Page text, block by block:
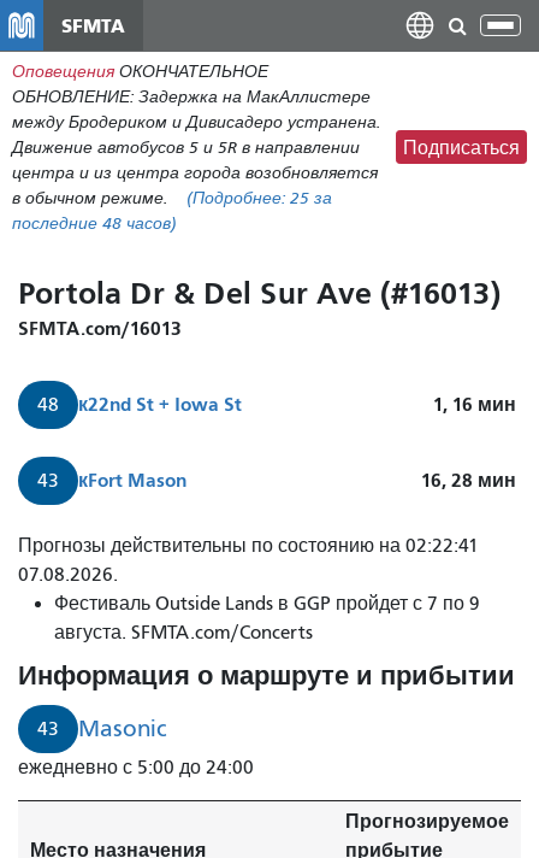
содержанию
SFMTA
Оповещения ОКОНЧАТЕЛЬНОЕ
ОБНОВЛЕНИЕ: Задержка на МакАллистере
между Бродериком и Дивисадеро устранена.
Движение автобусов 5 и 5R в направлении
центра и из центра города возобновляется
в обычном режиме.
(Подробнее: 25 за
последние 48 часов)
Подписаться
Portola Dr & Del Sur Ave (#16013)
SFMTA.com/16013
48 к22nd St + Iowa St 1, 16 мин
43 кFort Mason 16, 28 мин
Поездка
от
остановки
Quintara/24th
Street
до
22nd
St
+
Прогнозы действительны по состоянию на 02:22:41
07.08.2026.
Фестиваль Outside Lands в GGP пройдет с 7 по 9
августа. SFMTA.com/Concerts
Информация о маршруте и прибытии
43 Masonic
ежедневно с 5:00 до 24:00
Место назначения
Прогнозируемое
прибытие